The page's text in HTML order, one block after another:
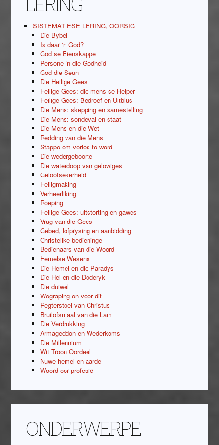
SISTEMATIESE LERING, OORSIG
Die Bybel
Is daar ‘n God?
God se Eienskappe
Persone in die Godheid
God die Seun
Die Heilige Gees
Heilige Gees: die mens se Helper
Heilige Gees: Bedroef en Uitblus
Die Mens: skepping en samestelling
Die Mens: sondeval en staat
Die Mens en die Wet
Redding van die Mens
Stappe om verlos te word
Die wedergeboorte
Die waterdoop van gelowiges
Geloofsekerheid
Heiligmaking
Verheerliking
Roeping
Heilige Gees: uitstorting en gawes
Vrug van die Gees
Gebed, lofprysing en aanbidding
Christelike bedieninge
Bedienaars van die Woord
Hemelse Wesens
Die Hemel en die Paradys
Die Hel en die Doderyk
Die duiwel
Wegraping en voor dit
Regterstoel van Christus
Bruilofsmaal van die Lam
Die Verdrukking
Armageddon en Wederkoms
Die Millennium
Wit Troon Oordeel
Nuwe hemel en aarde
Woord oor profesië
ONDERWERPE